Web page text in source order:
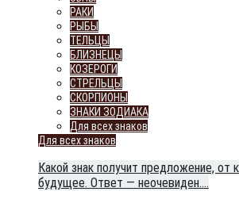
РАКИ
РЫБЫ
ТЕЛЬЦЫ
БЛИЗНЕЦЫ
КОЗЕРОГИ
СТРЕЛЬЦЫ
СКОРПИОНЫ
ЗНАКИ ЗОДИАКА
Для всех знаков
Для всех знаков
Какой знак получит предложение, от
будущее. Ответ — неочевиден.…